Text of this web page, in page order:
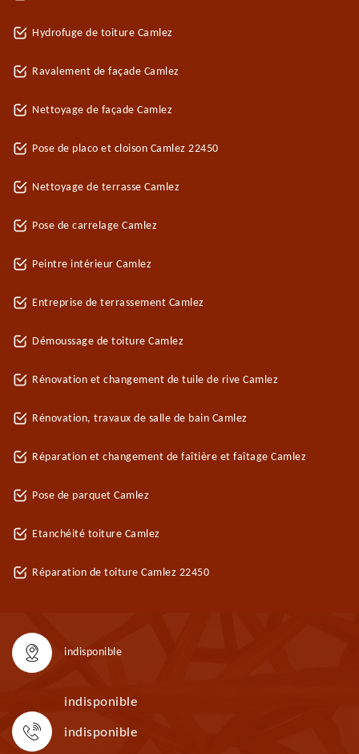
Hydrofuge de toiture Camlez
Ravalement de façade Camlez
Nettoyage de façade Camlez
Pose de placo et cloison Camlez 22450
Nettoyage de terrasse Camlez
Pose de carrelage Camlez
Peintre intérieur Camlez
Entreprise de terrassement Camlez
Démoussage de toiture Camlez
Rénovation et changement de tuile de rive Camlez
Rénovation, travaux de salle de bain Camlez
Réparation et changement de faîtière et faîtage Camlez
Pose de parquet Camlez
Etanchéité toiture Camlez
Réparation de toiture Camlez 22450
indisponible
indisponible
indisponible